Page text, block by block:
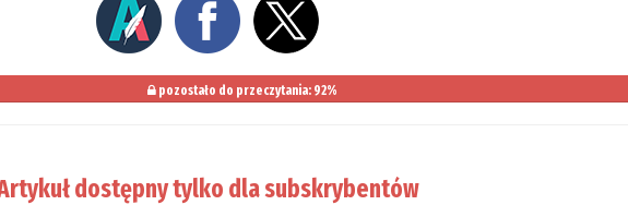
pozostało do przeczytania: 92%
dostępny tylko dla subskrybentów